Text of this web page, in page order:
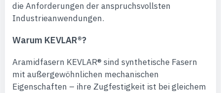
die Anforderungen der anspruchsvollsten
Industrieanwendungen.
Warum KEVLAR®?
Aramidfasern KEVLAR® sind synthetische Fasern
mit außergewöhnlichen mechanischen
Eigenschaften – ihre Zugfestigkeit ist bei gleichem